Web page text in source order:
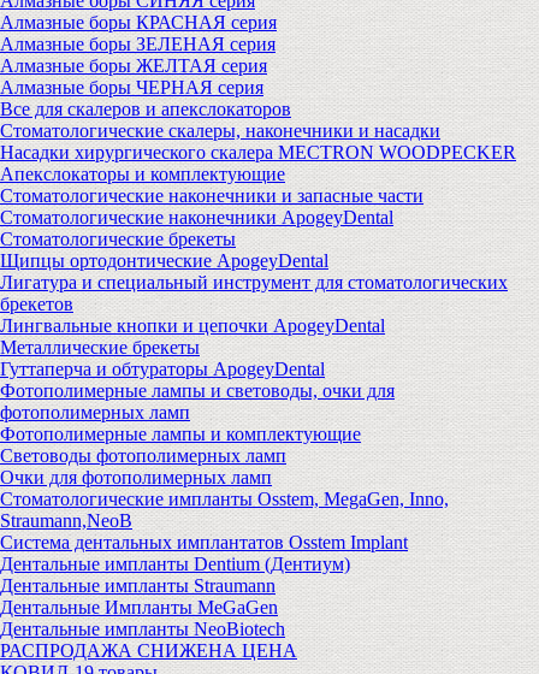
Алмазные боры КРАСНАЯ серия
Алмазные боры ЗЕЛЕНАЯ серия
Алмазные боры ЖЕЛТАЯ серия
Алмазные боры ЧЕРНАЯ серия
Все для скалеров и апекслокаторов
Стоматологические скалеры, наконечники и насадки
Насадки хирургического скалера MECTRON WOODPECKER
Апекслокаторы и комплектующие
Стоматологические наконечники и запасные части
Стоматологические наконечники ApogeyDental
Стоматологические брекеты
Щипцы ортодонтические ApogeyDental
Лигатура и специальный инструмент для стоматологических
брекетов
Лингвальные кнопки и цепочки ApogeyDental
Металлические брекеты
Гуттаперча и обтураторы ApogeyDental
Фотополимерные лампы и световоды, очки для
фотополимерных ламп
Фотополимерные лампы и комплектующие
Световоды фотополимерных ламп
Очки для фотополимерных ламп
Стоматологические импланты Osstem, MegaGen, Inno,
Straumann,NeoB
Система дентальных имплантатов Osstem Implant
Дентальные импланты Dentium (Дентиум)
Дентальные импланты Straumann
Дентальные Импланты MeGaGen
Дентальные импланты NeoBiotech
РАСПРОДАЖА СНИЖЕНА ЦЕНА